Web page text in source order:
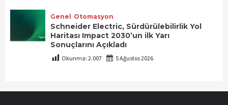
Genel Otomasyon
Schneider Electric, Sürdürülebilirlik Yol
Haritası Impact 2030’un ilk Yarı
Sonuçlarını Açıkladı
Okunma:2.007 5 Ağustos 2026